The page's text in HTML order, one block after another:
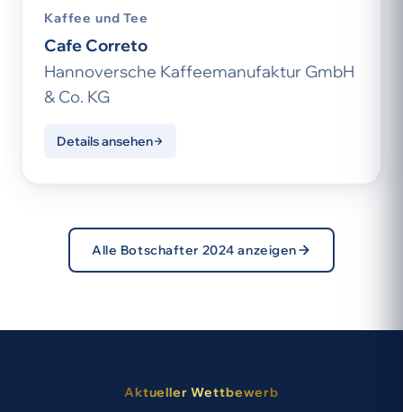
Kaffee und Tee
Cafe Correto
Hannoversche Kaffeemanufaktur GmbH
& Co. KG
Details ansehen
Alle Botschafter 2024 anzeigen
Aktueller Wettbewerb